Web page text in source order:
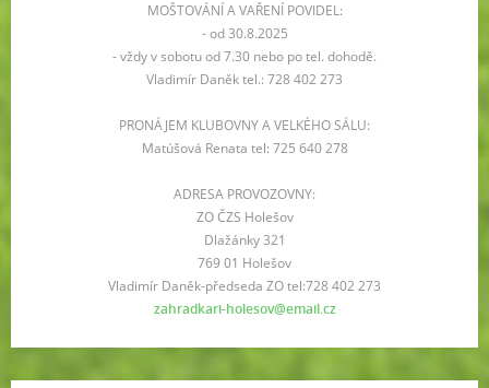
MOŠTOVÁNÍ A VAŘENÍ POVIDEL:
- od 30.8.2025
- vždy v sobotu od 7.30 nebo po tel. dohodě.
Vladimír Daněk tel.: 728 402 273
PRONÁJEM KLUBOVNY A VELKÉHO SÁLU:
Matúšová Renata tel: 725 640 278
ADRESA PROVOZOVNY:
ZO ČZS Holešov
Dlažánky 321
769 01 Holešov
Vladimír Daněk-předseda ZO tel:728 402 273
zahradkari-holesov@email.cz